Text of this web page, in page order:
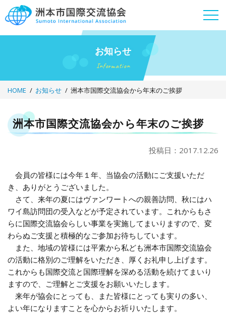
Skip
to
お知らせ
Information
HOME お知らせ 洲本市国際交流協会から年末のご挨拶
洲本市国際交流協会から年末のご挨拶
投稿日：2017.12.26
会員の皆様には今年１年、当協会の活動にご支援いただ
き、ありがとうございました。
さて、来年の夏にはヴァンワートへの親善訪問、秋にはハ
ワイ島訪問団の受入などが予定されています。これからもさ
らに国際交流協会らしい事業を実施してまいりますので、変
わらぬご支援と積極的なご参加お待ちしています。
また、地域の皆様には平素から私ども洲本市国際交流協会
の活動に格別のご理解をいただき、厚くお礼申し上げます。
これからも国際交流と国際理解を深める活動を続けてまいり
ますので、ご理解とご支援をお願いいたします。
来年が協会にとっても、また皆様にとっても実りの多い、
よい年になりますことを心からお祈りいたします。